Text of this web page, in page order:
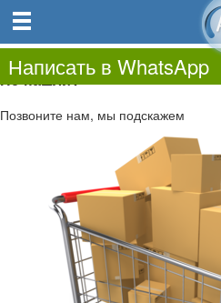
0.00
0
Не нашли?
Позвоните нам, мы подскажем
Написать в WhatsApp